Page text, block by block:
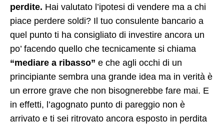
perdite. Hai valutato l’ipotesi di vendere ma a chi
piace perdere soldi? Il tuo consulente bancario a
quel punto ti ha consigliato di investire ancora un
po’ facendo quello che tecnicamente si chiama
“mediare a ribasso” e che agli occhi di un
principiante sembra una grande idea ma in verità è
un errore grave che non bisognerebbe fare mai. E
in effetti, l’agognato punto di pareggio non è
arrivato e ti sei ritrovato ancora esposto in perdita